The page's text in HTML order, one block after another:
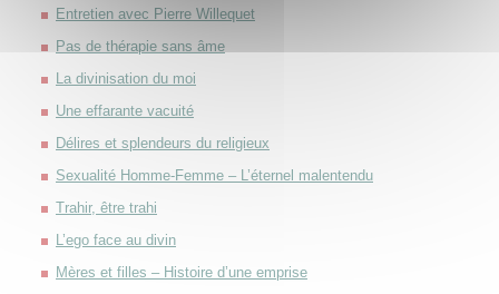
Entretien avec Pierre Willequet
Pas de thérapie sans âme
La divinisation du moi
Une effarante vacuité
Délires et splendeurs du religieux
Sexualité Homme-Femme – L’éternel malentendu
Trahir, être trahi
L’ego face au divin
Mères et filles – Histoire d’une emprise